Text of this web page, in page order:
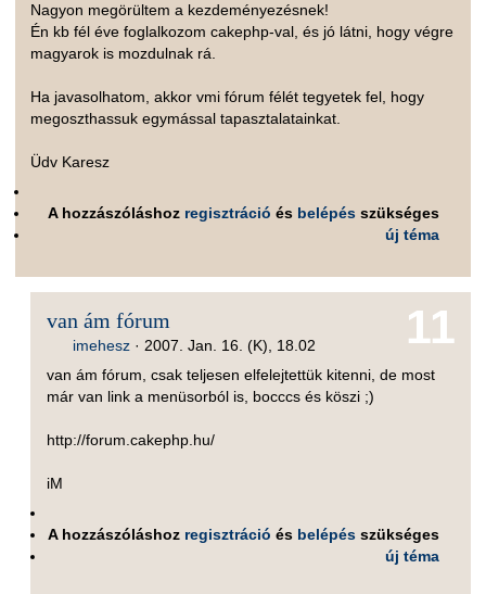
Nagyon megörültem a kezdeményezésnek!
Én kb fél éve foglalkozom cakephp-val, és jó látni, hogy végre
magyarok is mozdulnak rá.
Ha javasolhatom, akkor vmi fórum félét tegyetek fel, hogy
megoszthassuk egymással tapasztalatainkat.
Üdv Karesz
A hozzászóláshoz regisztráció és belépés szükséges
új téma
11
van ám fórum
imehesz· 2007. Jan. 16. (K), 18.02
van ám fórum, csak teljesen elfelejtettük kitenni, de most
már van link a menüsorból is, bocccs és köszi ;)
http://forum.cakephp.hu/
iM
A hozzászóláshoz regisztráció és belépés szükséges
új téma